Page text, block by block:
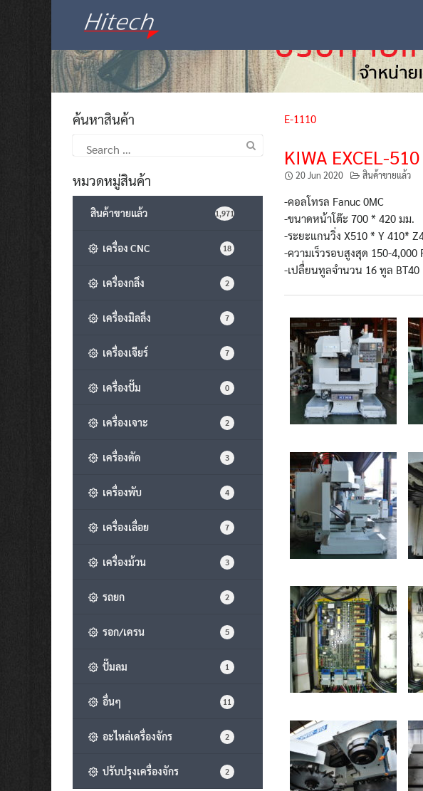
E-1110
KIWA EXCEL-510
20 Jun 2020 สินค้าขายแล้ว
-คอลโทรล Fanuc 0MC
-ขนาดหน้าโต๊ะ 700 * 420 มม.
-ระยะแกนวิ่ง X510 * Y 410*
-ความเร็วรอบสูงสุด 150-4,000
-เปลื่ยนทูลจำนวน 16 ทูล BT40
ค้นหาสินค้า
for:
หมวดหมู่สินค้า
สินค้าขายแล้ว 1,971
เครื่อง CNC 18
เครื่องกลึง 2
เครื่องมิลลิ่ง 7
เครื่องเจียร์ 7
เครื่องปั๊ม 0
เครื่องเจาะ 2
เครื่องตัด 3
เครื่องพับ 4
เครื่องเลื่อย 7
เครื่องม้วน 3
รถยก 2
รอก/เครน 5
ปั๊มลม 1
อื่นๆ 11
อะไหล่เครื่องจักร 2
ปรับปรุงเครื่องจักร 2